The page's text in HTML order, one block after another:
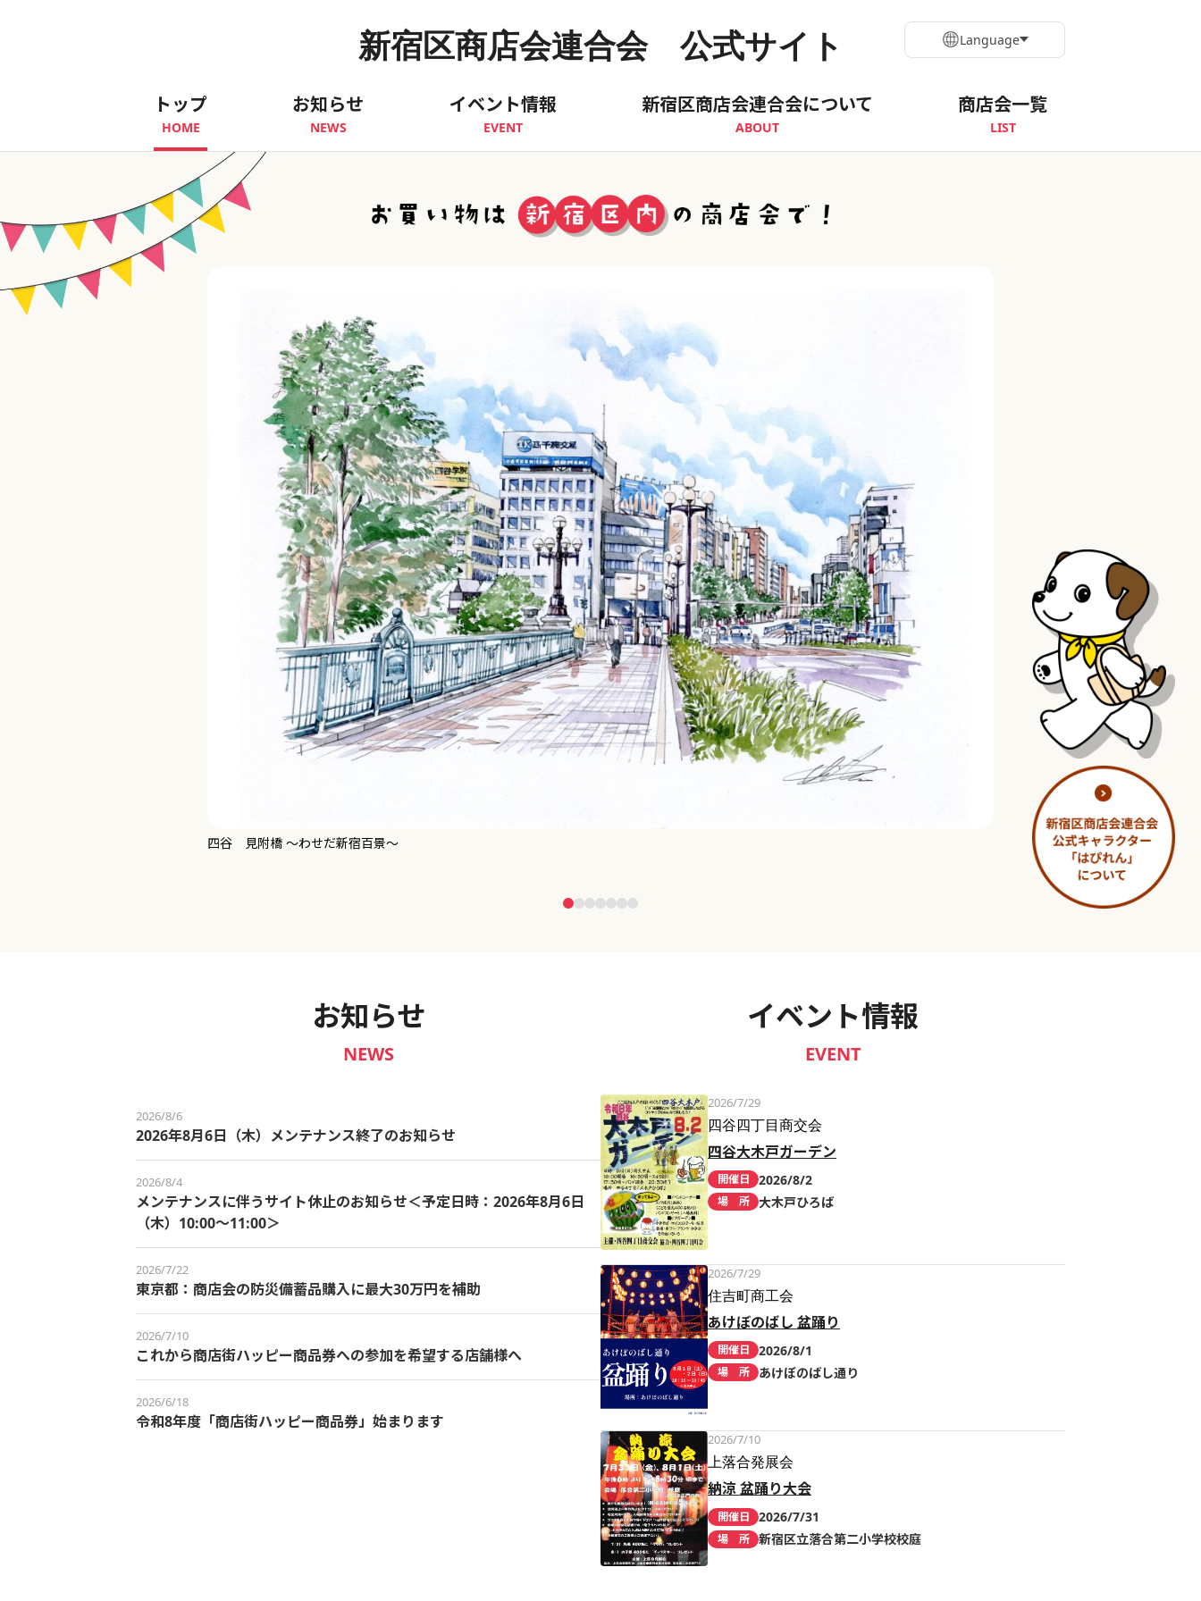
新宿区商店会連合会 公式サイト
トップ
HOME
お知らせ
NEWS
イベント情報
EVENT
新宿区商店会連合会について
ABOUT
商店会一覧
LIST
Language
淀橋市場 ～わせだ新宿百景～
お知らせ
NEWS
2026/8/6
2026年8月6日（木）メンテナンス終了のお知らせ
2026/8/4
メンテナンスに伴うサイト休止のお知らせ＜予定日時：2026年8月6日
（木）10:00～11:00＞
2026/7/22
東京都：商店会の防災備蓄品購入に最大30万円を補助
2026/7/10
これから商店街ハッピー商品券への参加を希望する店舗様へ
2026/6/18
令和8年度「商店街ハッピー商品券」始まります
イベント情報
EVENT
2026/7/29
四谷四丁目商交会
四谷大木戸ガーデン
開催日 2026/8/2
場 所 大木戸ひろば
2026/7/29
住吉町商工会
あけぼのばし 盆踊り
開催日 2026/8/1
場 所 あけぼのばし通り
2026/7/10
上落合発展会
納涼 盆踊り大会
開催日 2026/7/31
場 所 新宿区立落合第二小学校校庭